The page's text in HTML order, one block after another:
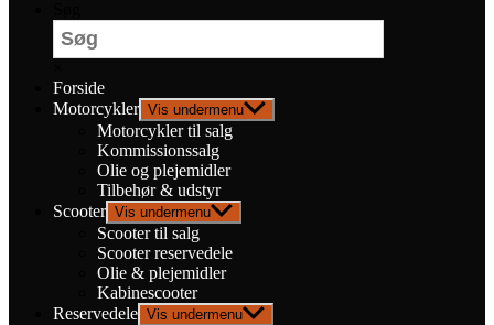
Forside
Motorcykler Vis undermenu
Motorcykler til salg
Kommissionssalg
Olie og plejemidler
Tilbehør & udstyr
Scooter Vis undermenu
Scooter til salg
Scooter reservedele
Olie & plejemidler
Kabinescooter
Reservedele Vis undermenu